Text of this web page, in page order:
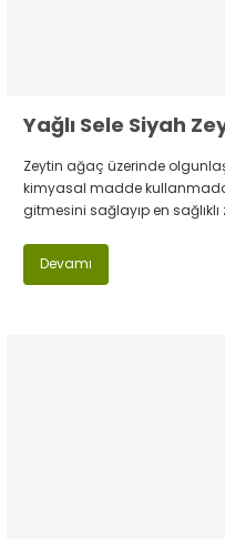
Yağlı Sele Siyah
Zeytin ağaç üzerinde
kimyasal madde
gitmesini sağlayıp en
Devamı